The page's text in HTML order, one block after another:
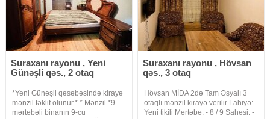
Suraxanı rayonu , Yeni
Günəşli qəs., 2 otaq
*Yeni Günəşli qəsəbəsində kirayə
mənzil təklif olunur.* * Mənzil *9
mərtəbəli binanın 9-cu
Suraxanı rayonu , Hövsan
qəs., 3 otaq
Hövsan MİDA 2də Tam Əşyalı 3
otaqlı mənzil kirayə verilir Lahiyə: -
Yeni tikili Mərtəbə: - 8 / 9 Sahəsi: -